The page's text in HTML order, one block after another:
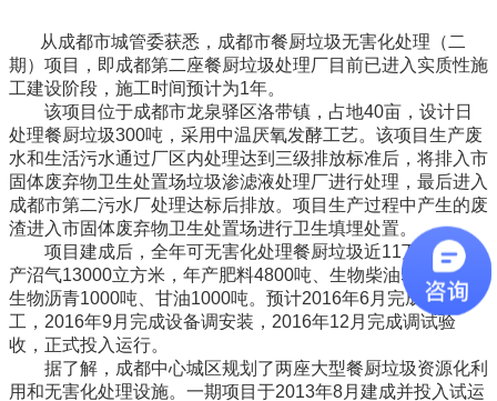
从成都市城管委获悉，成都市餐厨垃圾无害化处理（二
期）项目，即成都第二座餐厨垃圾处理厂目前已进入实质性施
工建设阶段，施工时间预计为1年。
该项目位于成都市龙泉驿区洛带镇，占地40亩，设计日
处理餐厨垃圾300吨，采用中温厌氧发酵工艺。该项目生产废
水和生活污水通过厂区内处理达到三级排放标准后，将排入市
固体废弃物卫生处置场垃圾渗滤液处理厂进行处理，最后进入
成都市第二污水厂处理达标后排放。项目生产过程中产生的废
渣进入市固体废弃物卫生处置场进行卫生填埋处置。
项目建成后，全年可无害化处理餐厨垃圾近11万吨，日
产沼气13000立方米，年产肥料4800吨、生物柴油5500吨、
生物沥青1000吨、甘油1000吨。预计2016年6月完成土建施
工，2016年9月完成设备调安装，2016年12月完成调试验
收，正式投入运行。
据了解，成都中心城区规划了两座大型餐厨垃圾资源化利
用和无害化处理设施。一期项目于2013年8月建成并投入试运